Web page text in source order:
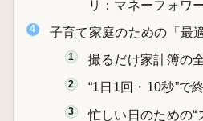
リ：マネーフォワ
子育て家庭のための「最
撮るだけ家計簿の
“1日1回・10秒”で
忙しい日のための“